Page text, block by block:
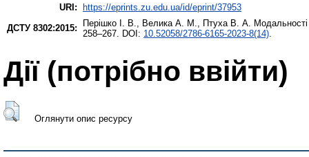
URI: https://eprints.zu.edu.ua/id/eprint/37953
ДСТУ 8302:2015:
Перішко І. В. Велика А. М. Птуха В. А. Модальності
258–267. DOI: 10.52058/2786-6165-2023-8(14)
Дії ​​(потрібно ввійти)
Оглянути опис ресурсу